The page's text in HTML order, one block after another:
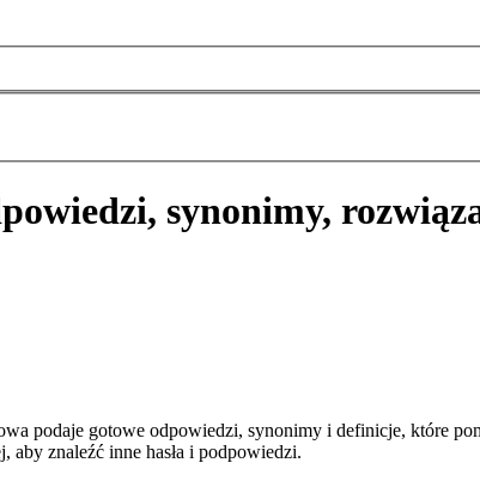
synonimy,
podaje gotowe odpowiedzi, synonimy i definicje, które
znaleźć inne hasła i podpowiedzi.